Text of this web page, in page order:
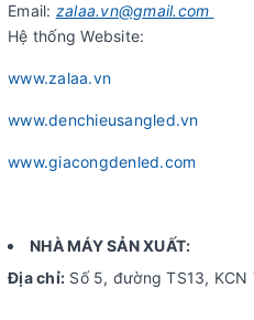
Email: zalaa.vn@gmail.com
Hệ thống Website:
www.zalaa.vn
www.denchieusangled.vn
www.giacongdenled.com
NHÀ MÁY SẢN XUẤT:
Địa chỉ: Số 5, đường TS13, KCN